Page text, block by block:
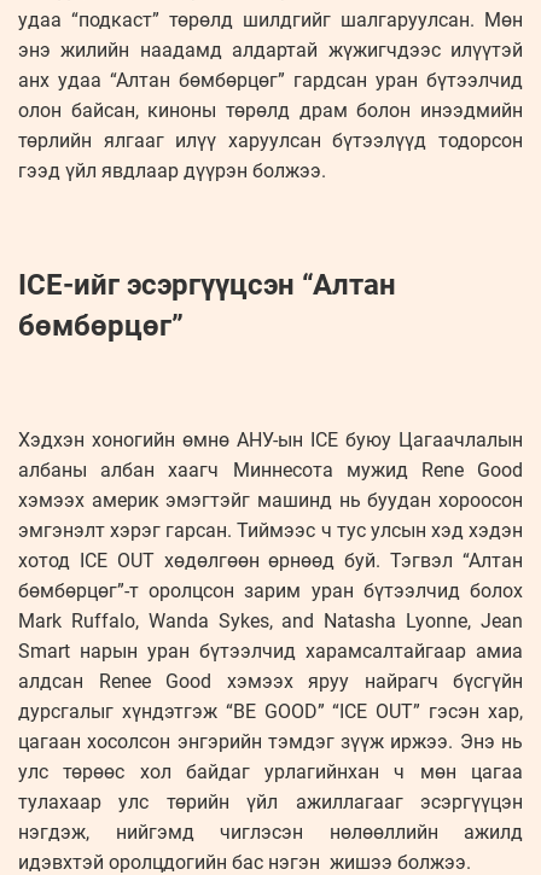
удаа “подкаст” төрөлд шилдгийг шалгаруулсан. Мөн
энэ жилийн наадамд алдартай жүжигчдээс илүүтэй
анх удаа “Алтан бөмбөрцөг” гардсан уран бүтээлчид
олон байсан, киноны төрөлд драм болон инээдмийн
төрлийн ялгааг илүү харуулсан бүтээлүүд тодорсон
гээд үйл явдлаар дүүрэн болжээ.
ICE-ийг эсэргүүцсэн “Алтан
бөмбөрцөг”
Хэдхэн хоногийн өмнө АНУ-ын ICE буюу Цагаачлалын
албаны албан хаагч Миннесота мужид Rene Good
хэмээх америк эмэгтэйг машинд нь буудан хороосон
эмгэнэлт хэрэг гарсан. Тиймээс ч тус улсын хэд хэдэн
хотод ICE OUT хөдөлгөөн өрнөөд буй. Тэгвэл “Алтан
бөмбөрцөг”-т оролцсон зарим уран бүтээлчид болох
Mark Ruffalo, Wanda Sykes, and Natasha Lyonne, Jean
Smart нарын уран бүтээлчид харамсалтайгаар амиа
алдсан Renee Good хэмээх яруу найрагч бүсгүйн
дурсгалыг хүндэтгэж “BE GOOD” “ICE OUT” гэсэн хар,
цагаан хосолсон энгэрийн тэмдэг зүүж иржээ. Энэ нь
улс төрөөс хол байдаг урлагийнхан ч мөн цагаа
тулахаар улс төрийн үйл ажиллагааг эсэргүүцэн
нэгдэж, нийгэмд чиглэсэн нөлөөллийн ажилд
идэвхтэй оролцдогийн бас нэгэн жишээ болжээ.